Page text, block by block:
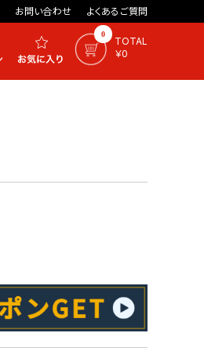
お問い合わせ よくあるご質問
0
TOTAL
￥0